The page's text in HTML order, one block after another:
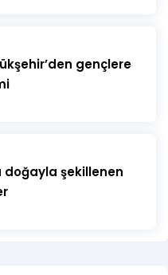
gençlere
doğayla şekillenen